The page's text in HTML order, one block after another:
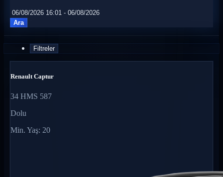
Ara
Filtreler
Renault Captur
34 HMS 587
Dolu
Min. Yaş: 20